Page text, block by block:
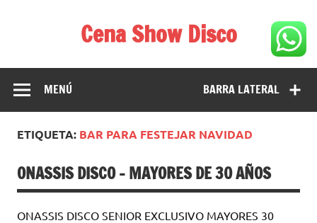
Cena Show Disco
Cena Show Disco – DISCO CENA SHOW GUIA DE
RESTAURANTES
BARRA LATERAL
MENÚ
ETIQUETA: BAR PARA FESTEJAR NAVIDAD
ONASSIS DISCO – MAYORES DE 30 AÑOS
ONASSIS DISCO SENIOR EXCLUSIVO MAYORES 30